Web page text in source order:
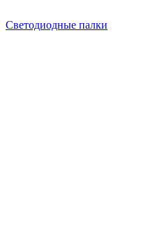
Светодиодные палки